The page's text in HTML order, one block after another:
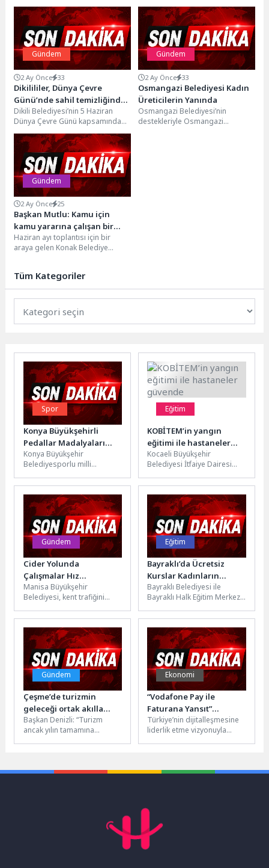
Gündem
2 Ay Önce 33
Dikilililer, Dünya Çevre
Günü’nde sahil temizliğinde
buluştu
Dikili Belediyesi’nin 5 Haziran
Dünya Çevre Günü kapsamında
düzenlediği sahil temizliği
etkinliğinde öğrenciler,
vatandaşlar ve...
Gündem
2 Ay Önce 33
Osmangazi Belediyesi Kadın
Üreticilerin Yanında
Osmangazi Belediyesi’nin
destekleriyle Osmangazi
Gündem
2 Ay Önce 25
Başkan Mutlu: Kamu için
kamu yararına çalışan bir
belediyeyiz
Haziran ayı toplantısı için bir
araya gelen Konak Belediye
Tüm Kategoriler
Spor
Konya Büyükşehirli
Pedallar Madalyaları
Toplamaya Devam Ediyor
Konya Büyükşehir
Belediyesporlu milli
ve Mustafa Tarakçı, Çekya’da
düzenlenen uluslararası
organizasyonlarda elde...
Eğitim
KOBİTEM’in yangın
eğitimi ile hastaneler
güvende
Kocaeli Büyükşehir
Belediyesi İtfaiye Dairesi
Birimi (KOBİTEM) tarafından
kamu ve özel hastanelerde...
Gündem
Cider Yolunda
Çalışmalar Hız
Kesmeden Devam Ediyor
Manisa Büyükşehir
Belediyesi, kent trafiğini
güvenli ve akıcı hale
getirmek amacıyla...
Eğitim
Bayraklı’da Ücretsiz
Kurslar Kadınların
Geleceğine Yön Veriyor
Bayraklı Belediyesi ile
Bayraklı Halk Eğitim Merkezi
ücretsiz meslek edindirme
kursları, kadınların...
Gündem
Çeşme’de turizmin
geleceği ortak akılla
konuşuldu
Başkan Denizli: “Turizm
ancak yılın tamamına
yalnızca...
Ekonomi
“Vodafone Pay ile
Faturana Yansıt”
Ekosistemine Pazarama
da Eklendi
Türkiye’nin dijitalleşmesine
liderlik etme vizyonuyla
uygulaması Vodafone Pay ve